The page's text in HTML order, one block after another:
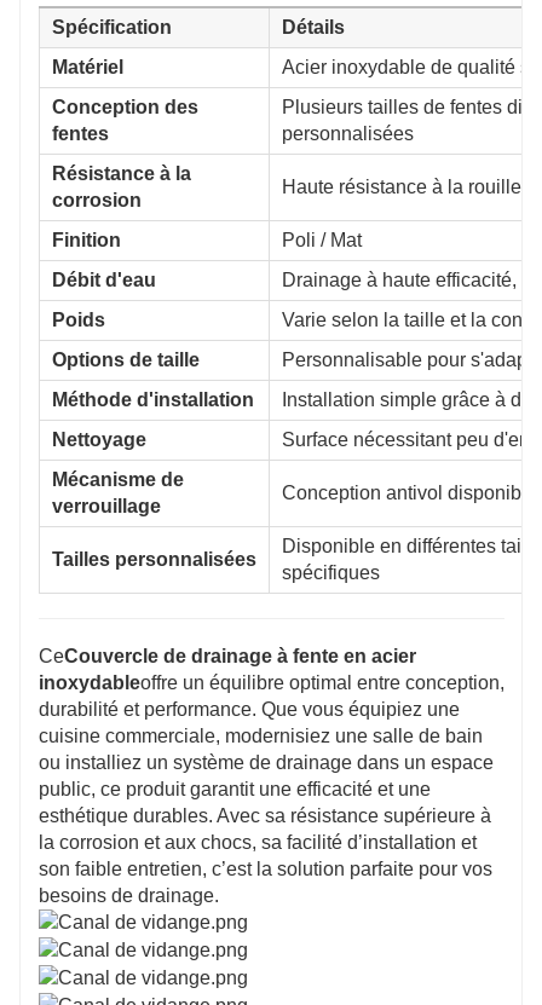
Spécification
Détails
Matériel
Acier inoxydable de qualité
Conception des
fentes
Plusieurs tailles de fentes
personnalisées
Résistance à la
corrosion
Haute résistance à la rouille,
Finition
Poli / Mat
Débit d'eau
Drainage à haute efficacité,
Poids
Varie selon la taille et la
Options de taille
Personnalisable pour
Méthode d'installation
Installation simple grâce à
Nettoyage
Surface nécessitant peu
Mécanisme de
verrouillage
Conception antivol disponible
Tailles personnalisées
Disponible en différentes
spécifiques
CeCouvercle de drainage à fente en acier
inoxydableoffre un équilibre optimal entre conception,
durabilité et performance. Que vous équipiez une
cuisine commerciale, modernisiez une salle de bain
ou installiez un système de drainage dans un espace
public, ce produit garantit une efficacité et une
esthétique durables. Avec sa résistance supérieure à
la corrosion et aux chocs, sa facilité d’installation et
son faible entretien, c’est la solution parfaite pour vos
besoins de drainage.